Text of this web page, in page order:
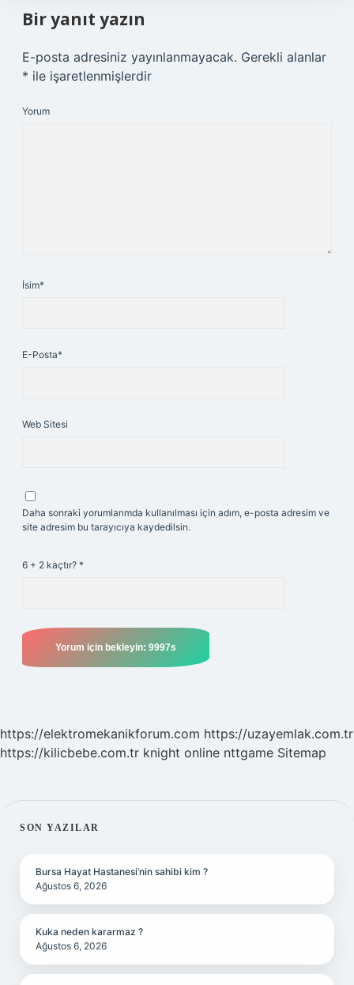
Bir yanıt yazın
E-posta adresiniz yayınlanmayacak. Gerekli alanlar
* ile işaretlenmişlerdir
Yorum
İsim*
E-Posta*
Web Sitesi
Daha sonraki yorumlarımda kullanılması için adım, e-posta adresim ve
site adresim bu tarayıcıya kaydedilsin.
6 + 2 kaçtır? *
https://elektromekanikforum.com https://uzayemlak.com.tr
https://kilicbebe.com.tr knight online nttgame Sitemap
SIDEBAR
SON YAZILAR
Bursa Hayat Hastanesi’nin sahibi kim ?
Ağustos 6, 2026
Kuka neden kararmaz ?
Ağustos 6, 2026